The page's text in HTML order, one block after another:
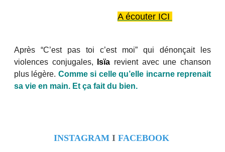
A écouter ICI
Après “C’est pas toi c’est moi” qui dénonçait les
violences conjugales,
Isïa revient avec une chanson
plus légère. Comme si celle qu’elle incarne reprenait
sa vie en main. Et ça fait du bien.
INSTAGRAMI FACEBOOK